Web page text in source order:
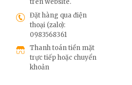
Đặt hàng qua điện
thoại (zalo):
0983568361
Thanh toán tiền mặt
trực tiếp hoặc chuyển
khoản